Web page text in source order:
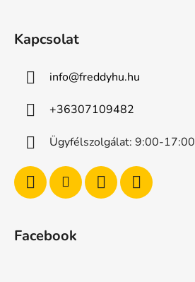
Kapcsolat
info@freddyhu.hu
+36307109482
Ügyfélszolgálat: 9:00-17:00
Facebook